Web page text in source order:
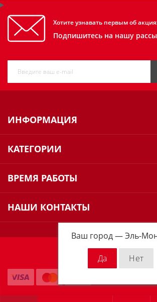
Ваш город —Эль-
Хотите узнавать первым об
Подпишитесь на нашу
ИНФОРМАЦИЯ
КАТЕГОРИИ
ВРЕМЯ РАБОТЫ
НАШИ КОНТАКТЫ
Milwaukee Russia © 2026